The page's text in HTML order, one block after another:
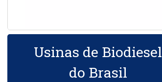
Usinas de Biodiesel
do Brasil